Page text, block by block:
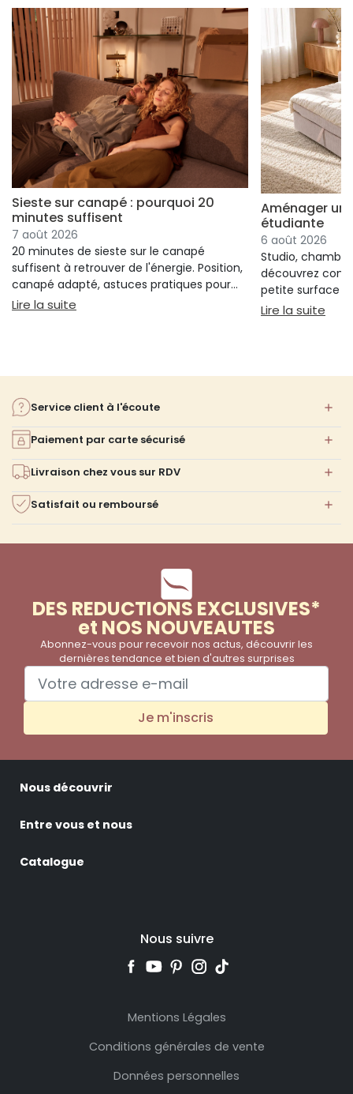
Sieste sur canapé : pourquoi 20
minutes suffisent
7 août 2026
20 minutes de sieste sur le canapé
suffisent à retrouver de l'énergie. Position,
canapé adapté, astuces pratiques pour
bien s'installer.
Lire la suite : Sieste sur canapé : pourquoi 20 minutes
Aménager un
étudiante
6 août 2026
Studio,
découvrez
petite surface à
confort ni
Lire la suite
Service client à l'écoute
Paiement par carte sécurisé
Livraison chez vous sur RDV
Satisfait ou remboursé
DES REDUCTIONS EXCLUSIVES*
et NOS NOUVEAUTES
Abonnez-vous pour recevoir nos actus, découvrir les
dernières tendance et bien d'autres surprises
Je m'inscris
Nous découvrir
Entre vous et nous
Catalogue
Nous suivre
Mentions Légales
Conditions générales de vente
Données personnelles